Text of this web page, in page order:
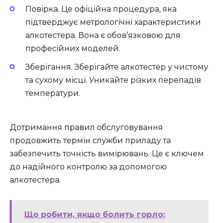
Повірка. Це офіційна процедура, яка
підтверджує метрологічні характеристики
алкотестера. Вона є обов’язковою для
професійних моделей.
Зберігання. Зберігайте алкотестер у чистому
та сухому місці. Уникайте різких перепадів
температури.
Дотримання правил обслуговування
продовжить термін служби приладу та
забезпечить точність вимірювань. Це є ключем
до надійного контролю за допомогою
алкотестера.
Що робити, якщо болить горло: